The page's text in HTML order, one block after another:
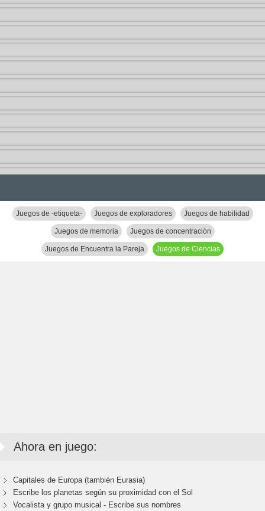
Juegos de -etiqueta- Juegos de exploradores Juegos de habilidad
Juegos de memoria Juegos de concentración
Juegos de Encuentra la Pareja Juegos de Ciencias
Ahora en juego:
Capitales de Europa (también Eurasia)
Escribe los planetas según su proximidad con el Sol
Vocalista y grupo musical - Escribe sus nombres